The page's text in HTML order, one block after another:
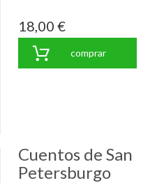
18,00 €
comprar
Cuentos de San
Petersburgo